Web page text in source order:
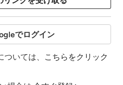
でログイン
いては、 こちらをクリック